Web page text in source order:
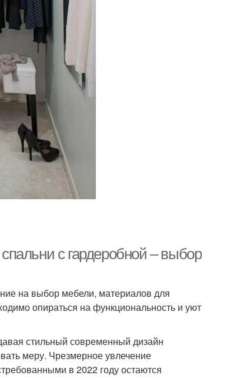
с гардеробной – выбор
на выбор мебели, материалов для
опираться на функциональность и уют
стильный современный дизайн
меру. Чрезмерное увлечение
в 2022 году остаются